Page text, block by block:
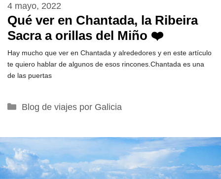
Qué ver en Chantada, la Ribeira
Sacra a orillas del Miño ❤️
4 mayo, 2022
Hay mucho que ver en Chantada y alrededores y en este artículo
te quiero hablar de algunos de esos rincones.Chantada es una
de las puertas
Categorías
Blog de viajes por Galicia